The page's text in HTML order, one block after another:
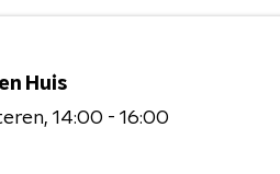
Huis
14:00 - 16:00